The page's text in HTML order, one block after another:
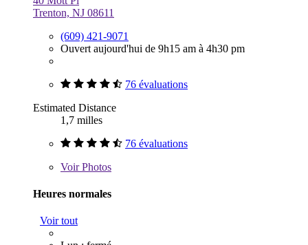
Trenton, NJ 08611
(609) 421-9071
Ouvert aujourd'hui de 9h15 am à 4h30 pm
76 évaluations
Estimated Distance
1,7 milles
76 évaluations
VoirPhotos
Heures normales
Voir tout